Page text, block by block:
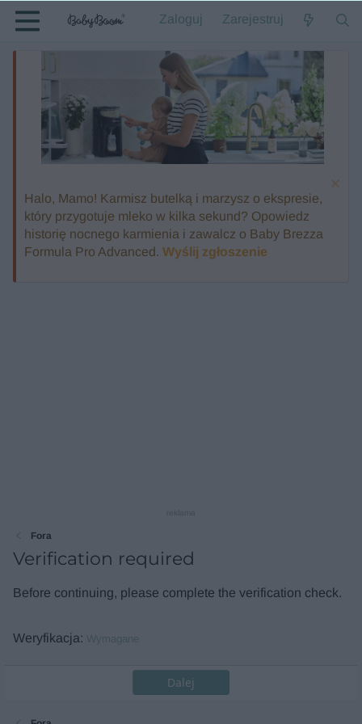
Zaloguj Zarejestruj
Halo, Mamo! Karmisz butelką i marzysz o ekspresie,
który przygotuje mleko w kilka sekund? Opowiedz
historię nocnego karmienia i zawalcz o Baby Brezza
Formula Pro Advanced. Wyślij zgłoszenie
Fora
Verification required
Before continuing, please complete the verification check.
Weryfikacja Wymagane
Dalej